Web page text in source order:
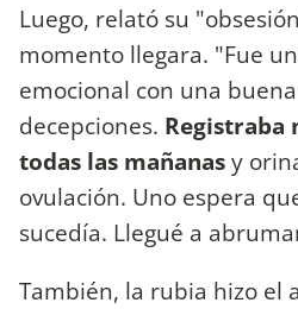
Luego, relató su
momento llegara. "Fue
emocional con una
decepciones.
todas las mañanasy
ovulación. Uno espera
sucedía. Llegué a
También, la rubia hizo el